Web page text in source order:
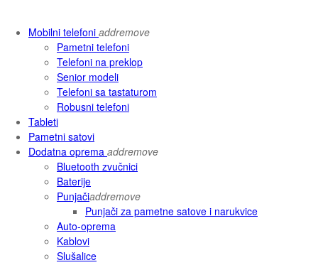
Mobilni telefoni addremove
Pametni telefoni
Telefoni na preklop
Senior modeli
Telefoni sa tastaturom
Robusni telefoni
Tableti
Pametni satovi
Dodatna oprema addremove
Bluetooth zvučnici
Baterije
Punjačiaddremove
Punjači za pametne satove i narukvice
Auto-oprema
Kablovi
Slušalice